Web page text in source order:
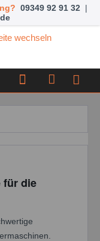
09349 92 91 32 |
für die